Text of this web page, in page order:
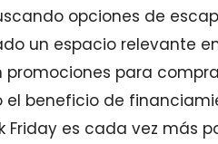
opciones de
un espacio relevante
para
beneficio de
Friday es cada vez más